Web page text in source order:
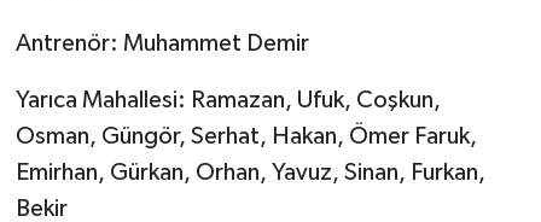
Antrenör: Muhammet Demir
Yarıca Mahallesi: Ramazan, Ufuk, Coşkun,
Osman, Güngör, Serhat, Hakan, Ömer Faruk,
Emirhan, Gürkan, Orhan, Yavuz, Sinan, Furkan,
Bekir